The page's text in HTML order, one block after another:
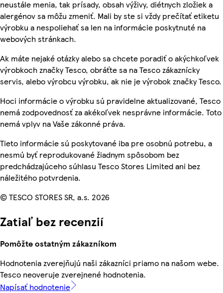
neustále menia, tak prísady, obsah výživy, diétnych zložiek a
alergénov sa môžu zmeniť. Mali by ste si vždy prečítať etiketu
výrobku a nespoliehať sa len na informácie poskytnuté na
webových stránkach.
Ak máte nejaké otázky alebo sa chcete poradiť o akýchkoľvek
výrobkoch značky Tesco, obráťte sa na Tesco zákaznícky
servis, alebo výrobcu výrobku, ak nie je výrobok značky Tesco.
Hoci informácie o výrobku sú pravidelne aktualizované, Tesco
nemá zodpovednosť za akékoľvek nesprávne informácie. Toto
nemá vplyv na Vaše zákonné práva.
Tieto informácie sú poskytované iba pre osobnú potrebu, a
nesmú byť reprodukované žiadnym spôsobom bez
predchádzajúceho súhlasu Tesco Stores Limited ani bez
náležitého potvrdenia.
© TESCO STORES SR, a.s. 2026
Zatiaľ bez recenzií
Pomôžte ostatným zákazníkom
Hodnotenia zverejňujú naši zákazníci priamo na našom webe.
Tesco neoveruje zverejnené hodnotenia.
Napísať hodnotenie